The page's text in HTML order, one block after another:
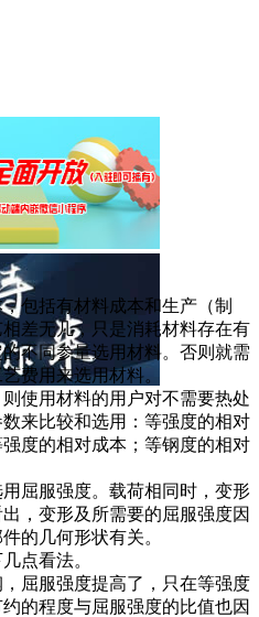
包括有材料成本和生产（制
差无几，只是消耗材料存在有
不同参量选用材料。否则就需
费用来选用材料。
使用材料的用户对不需要热处
来比较和选用：等强度的相对
度的相对成本；等钢度的相对
屈服强度。载荷相同时，变形
，变形及所需要的屈服强度因
的几何形状有关。
点看法。
屈服强度提高了，只在等强度
的程度与屈服强度的比值也因